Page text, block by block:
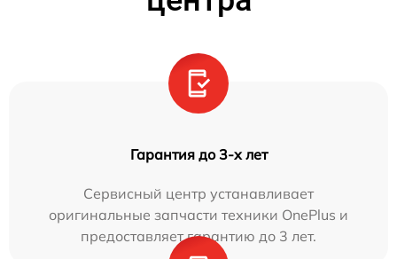
Гарантия до 3-х лет
Сервисный центр устанавливает
оригинальные запчасти техники OnePlus и
предоставляет гарантию до 3 лет.